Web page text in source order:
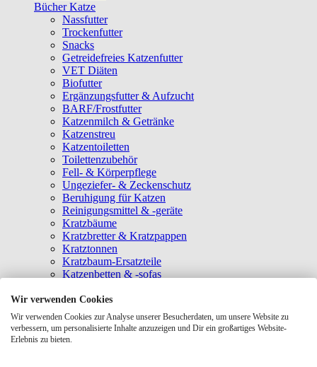
Bücher Katze
Nassfutter
Trockenfutter
Snacks
Getreidefreies Katzenfutter
VET Diäten
Biofutter
Ergänzungsfutter & Aufzucht
BARF/Frostfutter
Katzenmilch & Getränke
Katzenstreu
Katzentoiletten
Toilettenzubehör
Fell- & Körperpflege
Ungeziefer- & Zeckenschutz
Beruhigung für Katzen
Reinigungsmittel & -geräte
Kratzbäume
Kratzbretter & Kratzpappen
Kratztonnen
Kratzbaum-Ersatzteile
Katzenbetten & -sofas
Katzenhäuser
Hängematten & Fensterliegeplätze
Katzendecken & -matten
Baldrian- & Catnipspielzeug
Wir verwenden Cookies
Wir verwenden Cookies zur Analyse unserer Besucherdaten, um unsere Website zu
verbessern, um personalisierte Inhalte anzuzeigen und Dir ein großartiges Website-
Erlebnis zu bieten.